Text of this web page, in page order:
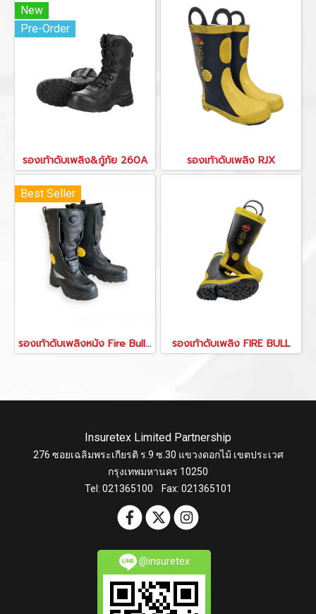
New
Pre-Order
รองเท้าดับเพลิง&กู้ภัย 260A รองเท้าดับเพลิง RJX
Best Seller
รองเท้าดับเพลิงหนัง Fire Bull Pro รองเท้าดับเพลิง FIRE BULL
Insuretex Limited Partnership
276 ซอยเฉลิมพระเกียรติ ร.9 ซ.30 แขวงดอกไม้ เขตประเวศ
กรุงเทพมหานคร 10250
Tel: 021365100 Fax: 021365101
@insuretex